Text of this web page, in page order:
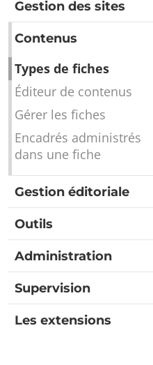
Gestion des sites
Contenus
Types de fiches
Éditeur de contenus
Gérer les fiches
Encadrés administrés
dans une fiche
Gestion éditoriale
Outils
Administration
Supervision
Les extensions